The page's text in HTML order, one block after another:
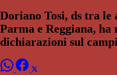
Doriano Tosi, ds tra le
Parma e Reggiana, ha
dichiarazioni sul